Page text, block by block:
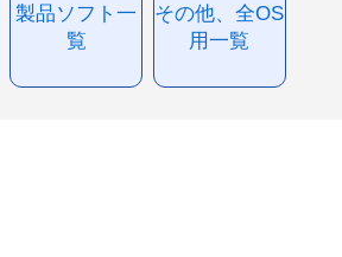
製品ソフト一
覧
その他、全OS
用一覧